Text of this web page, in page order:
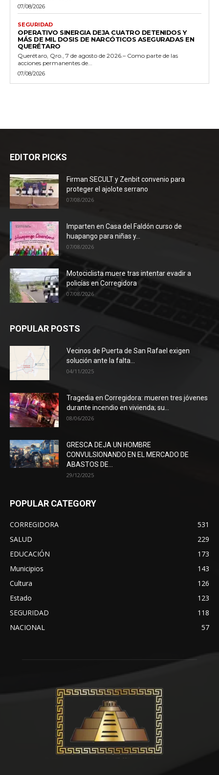
07/08/2026
SEGURIDAD
OPERATIVO SINERGIA DEJA CUATRO DETENIDOS Y
MÁS DE MIL DOSIS DE NARCÓTICOS ASEGURADAS EN
QUERÉTARO
Querétaro, Qro., 7 de agosto de 2026.– Como parte de las
acciones permanentes de...
07/08/2026
EDITOR PICKS
Firman SECULT y Zenbit convenio para
proteger el ajolote serrano
07/08/2026
Imparten en Casa del Faldón curso de
huapango para niñas y...
07/08/2026
Motociclista muere tras intentar evadir a
policías en Corregidora
07/08/2026
POPULAR POSTS
Vecinos de Puerta de San Rafael exigen
solución ante la falta...
04/11/2025
Tragedia en Corregidora: mueren tres jóvenes
durante incendio en vivienda; su...
08/06/2026
GRESCA DEJA UN HOMBRE
CONVULSIONANDO EN EL MERCADO DE
ABASTOS DE...
29/12/2025
POPULAR CATEGORY
CORREGIDORA
531
SALUD
229
EDUCACIÓN
173
Municipios
143
Cultura
126
Estado
123
SEGURIDAD
118
NACIONAL
57